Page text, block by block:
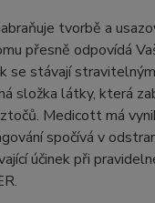
tvorbě a
přesně odpovídá
se stávají
složka látky, která
Medicott má
spočívá v
účinek při